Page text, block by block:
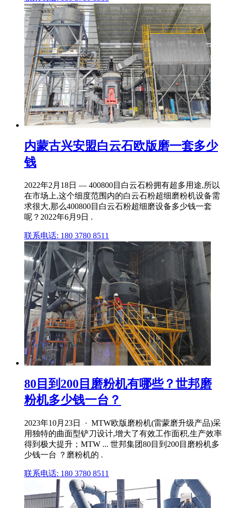
内蒙古兴安盟白云石欧版磨一套多少
钱
2022年2月18日 — 400800目白云石粉拥有超多用途,所以
在市场上,这个细度范围内的白云石粉超细磨粉机设备需
求很大,那么400800目白云石粉超细磨设备多少钱一套
呢？2022年6月9日 .
联系电话: 180 3780 8511
80目到200目磨粉机有哪些？世邦磨
粉机多少钱一台？
2023年10月23日 · MTW欧版磨粉机(雷蒙磨升级产品)采
用独特的曲面型铲刀设计,增大了有效工作面积,生产效率
得到极大提升；MTW ... 世邦集团80目到200目磨粉机多
少钱一台 ？磨粉机的 .
联系电话: 180 3780 8511